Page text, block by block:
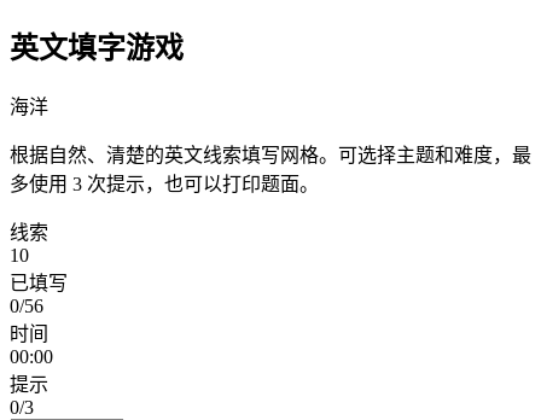
英文填字游戏
海洋
根据自然、清楚的英文线索填写网格。可选择主题和难度，最
多使用 3 次提示，也可以打印题面。
线索
10
已填写
0/56
时间
00:00
提示
0/3